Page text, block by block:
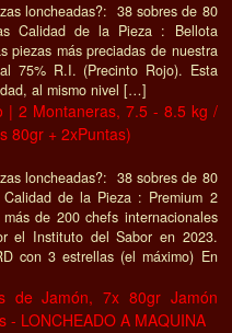
loncheadas?: 38 sobres de 80
Calidad de la Pieza : Bellota
piezas más preciadas de nuestra
75% R.I. (Precinto Rojo). Esta
al mismo nivel […]
| 2 Montaneras, 7.5 - 8.5 kg /
80gr + 2xPuntas)
loncheadas?: 38 sobres de 80
de la Pieza : Premium 2
de 200 chefs internacionales
el Instituto del Sabor en 2023.
con 3 estrellas (el máximo) En
de Jamón, 7x 80gr Jamón
- LONCHEADO A MAQUINA